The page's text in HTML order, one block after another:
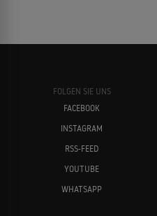
FOLGEN SIE UNS
FACEBOOK
INSTAGRAM
RSS-FEED
YOUTUBE
WHATSAPP